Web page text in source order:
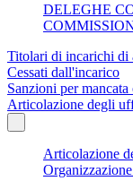
DELEGHE
Titolari di incarichi di
Cessati dall'incarico
Sanzioni per
Articolazione degli
Articolazione